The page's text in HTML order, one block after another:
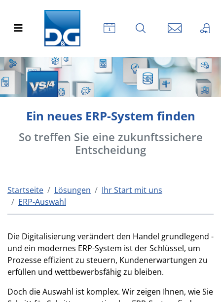
Ein neues ERP-System finden
So treffen Sie eine zukunftssichere
Entscheidung
Startseite Lösungen
Ihr Start mit uns
ERP-Auswahl
Die Digitalisierung verändert den Handel grundlegend -
und ein modernes ERP-System ist der Schlüssel, um
Prozesse effizient zu steuern, Kundenerwartungen zu
erfüllen und wettbewerbsfähig zu bleiben.
Doch die Auswahl ist komplex. Wir zeigen Ihnen, wie Sie